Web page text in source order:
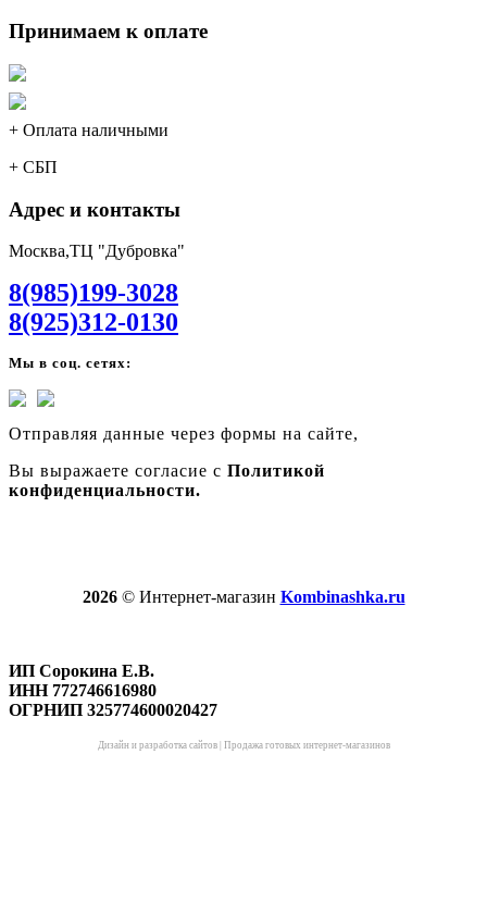
Принимаем к оплате
+ Оплата наличными
+ СБП
Адрес и контакты
Москва,ТЦ "Дубровка"
8(985)199-3028
8(925)312-0130
Мы в соц. сетях:
Отправляя данные через формы на сайте,
Вы выражаете согласие с Политикой
конфиденциальности.
2026© Интернет-магазин Kombinashka.ru
ИП Сорокина Е.В.
ИНН 772746616980
ОГРНИП 325774600020427
Дизайн и разработка сайтов| Продажа готовых интернет-магазинов